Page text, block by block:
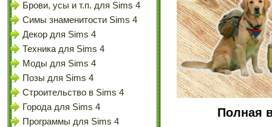
Брови, усы и т.п. для Sims 4
Симы знаменитости Sims 4
Декор для Sims 4
Техника для Sims 4
Моды для Sims 4
Позы для Sims 4
Строительство в Sims 4
Города для Sims 4
Программы для Sims 4
Полная